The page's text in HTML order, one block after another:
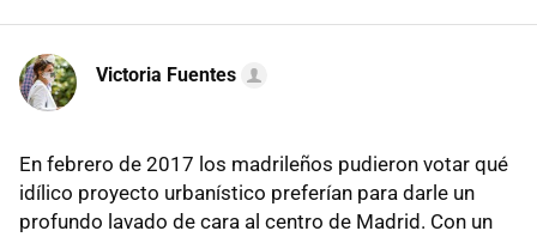
Victoria Fuentes
En febrero de 2017 los madrileños pudieron votar qué
idílico proyecto urbanístico preferían para darle un
profundo lavado de cara al centro de Madrid. Con un